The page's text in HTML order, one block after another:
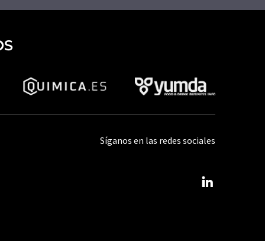
Síganos en las redes sociales